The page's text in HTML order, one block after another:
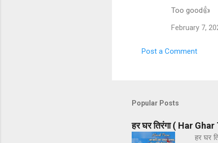
Too good👍
February 7,
Post a Comment
Popular Posts
हर घर तिरंगा ( Har
हर घर